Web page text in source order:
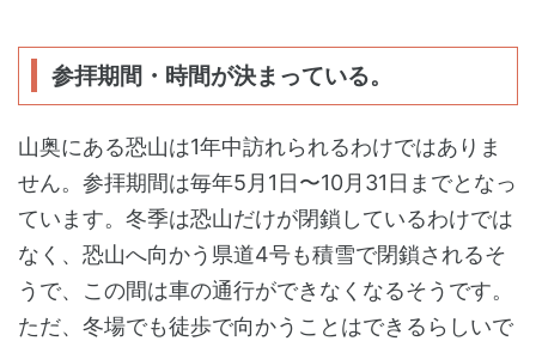
参拝期間・時間が決まっている。
山奥にある恐山は1年中訪れられるわけではありま
せん。参拝期間は毎年5月1日〜10月31日までとなっ
ています。冬季は恐山だけが閉鎖しているわけでは
なく、恐山へ向かう県道4号も積雪で閉鎖されるそ
うで、この間は車の通行ができなくなるそうです。
ただ、冬場でも徒歩で向かうことはできるらしいで